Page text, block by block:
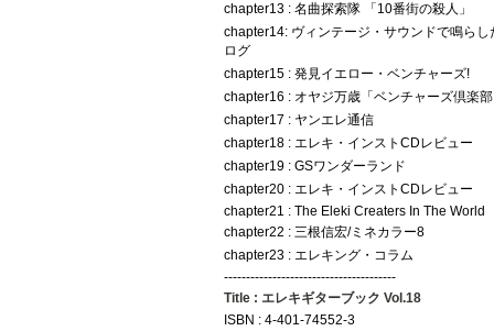
chapter13 : 名曲探索隊 「10番街の殺人」
chapter14: ヴィンテージ・サウンドで鳴らし
ログ
chapter15 : 発見イエロー・ベンチャーズ!
chapter16 : オヤジ万歳「ベンチャーズ倶楽
chapter17 : ヤンエレ通信
chapter18 : エレキ・インストCDレビュー
chapter19 : GSワンダーランド
chapter20 : エレキ・インストCDレビュー
chapter21 : The Eleki Creaters In The World
chapter22 : 三根信宏/ミネカラー8
chapter23 : エレキング・コラム
---------------------------------------
Title : エレキギターブック Vol.18
ISBN : 4-401-74552-3